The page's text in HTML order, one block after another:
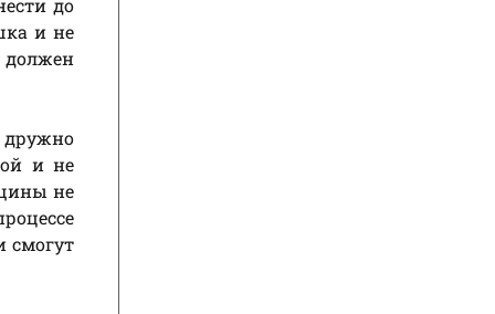
до
и не
должен
дружно
и не
не
смогут